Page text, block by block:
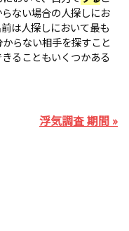
ない場合の人探しにお
は人探しにおいて最も
らない相手を探すこと
ることもいくつかある
浮気調査 期間 »